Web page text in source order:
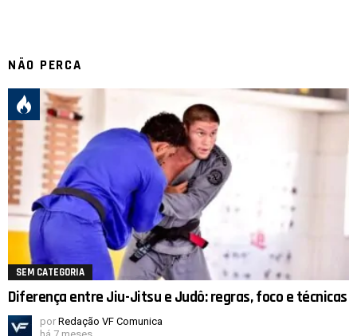
NÃO PERCA
SEM CATEGORIA
Diferença entre Jiu-Jitsu e Judô: regras, foco e técnicas
por Redação VF Comunica